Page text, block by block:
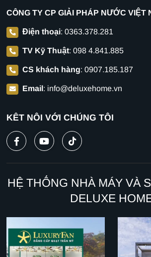
CÔNG TY CP GIẢI PHÁP NƯỚC VIỆT
Điện thoại: 0363.378.281
TV Kỹ Thuật: 098 4.841.885
CS khách hàng: 0907.185.187
Email: info@deluxehome.vn
KẾT NỐI VỚI CHÚNG TÔI
HỆ THỐNG NHÀ MÁY VÀ
DELUXE